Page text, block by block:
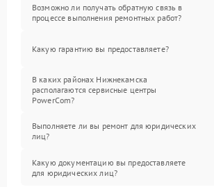
Возможно ли получать обратную связь в
процессе выполнения ремонтных работ?
Какую гарантию вы предоставляете?
В каких районах Нижнекамска
располагаются сервисные центры
PowerCom?
Выполняете ли вы ремонт для юридических
лиц?
Какую документацию вы предоставляете
для юридических лиц?